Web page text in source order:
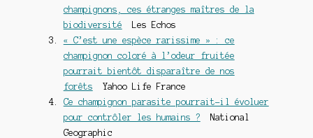
champignons, ces étranges maîtres de la
biodiversité Les Echos
« C’est une espèce rarissime » : ce
champignon coloré à l’odeur fruitée
pourrait bientôt disparaître de nos
forêts Yahoo Life France
Ce champignon parasite pourrait-il évoluer
pour contrôler les humains ? National
Geographic